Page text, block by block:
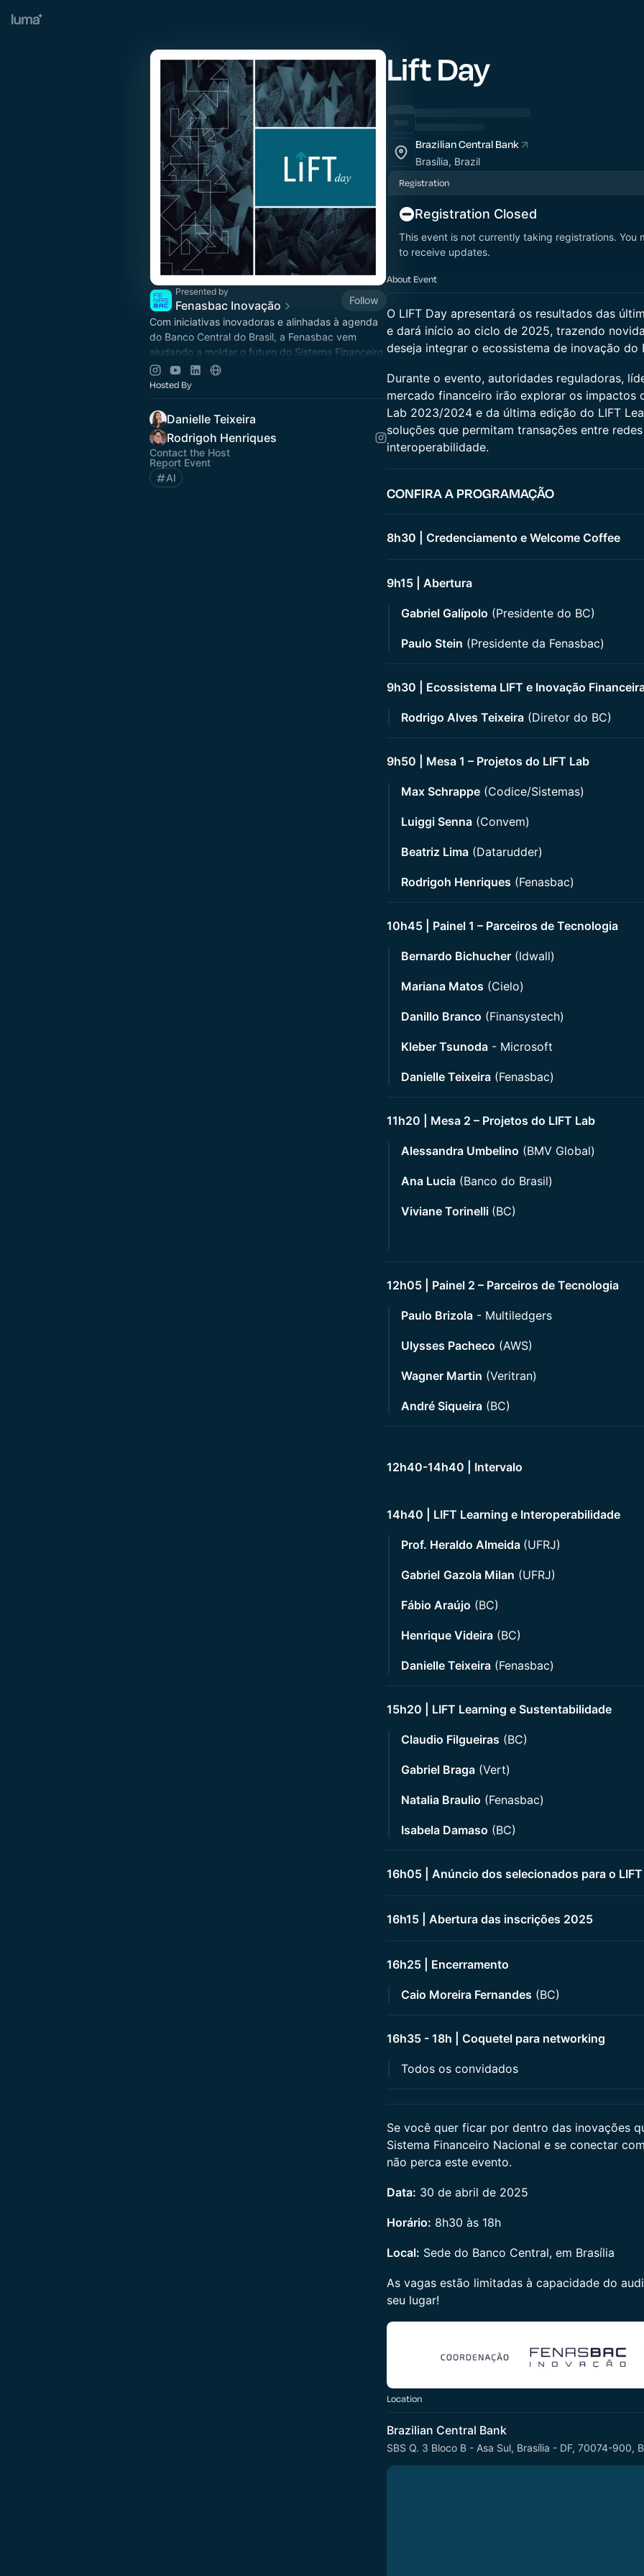
Presented by
Fenasbac Inovação
Follow
Com iniciativas inovadoras e alinhadas à agenda
do Banco Central do Brasil, a Fenasbac vem
ajudando a moldar o futuro do Sistema Financeiro
Nacional.
Confira o calendário de eventos!
Hosted By
Danielle Teixeira
Rodrigoh Henriques
Contact the Host
Report Event
AI
Lift Day
Brazilian Central Bank
Brasília, Brazil
Registration
Registration Closed
This event is not currently taking registrations. You
to receive updates.
About Event
O LIFT Day apresentará os resultados das
e dará início ao ciclo de 2025, trazendo
deseja integrar o ecossistema de inovação do
Durante o evento, autoridades reguladoras,
mercado financeiro irão explorar os impactos
Lab 2023/2024 e da última edição do LIFT
soluções que permitam transações entre
interoperabilidade.
​CONFIRA A PROGRAMAÇÃO
8h30 | Credenciamento e Welcome Coffee
9h15 | Abertura
Gabriel Galípolo (Presidente do BC)
Paulo Stein (Presidente da Fenasbac)
9h30 | Ecossistema LIFT e Inovação
Rodrigo Alves Teixeira (Diretor do BC)
9h50 | Mesa 1 – Projetos do LIFT Lab
Max Schrappe (Codice/Sistemas)
Luiggi Senna (Convem)
Beatriz Lima (Datarudder)
Rodrigoh Henriques (Fenasbac)
10h45 | Painel 1 – Parceiros de Tecnologia
Bernardo Bichucher (Idwall)
Mariana Matos (Cielo)
Danillo Branco (Finansystech)
Kleber Tsunoda - Microsoft
Danielle Teixeira (Fenasbac)
11h20 | Mesa 2 – Projetos do LIFT Lab
Alessandra Umbelino (BMV Global)
Ana Lucia (Banco do Brasil)
Viviane Torinelli (BC)
12h05 | Painel 2 – Parceiros de Tecnologia
Paulo Brizola - Multiledgers
Ulysses Pacheco (AWS)
Wagner Martin (Veritran)
André Siqueira (BC)
12h40-14h40 | Intervalo
14h40 | LIFT Learning e Interoperabilidade
Prof. Heraldo Almeida (UFRJ)
Gabriel Gazola Milan (UFRJ)
Fábio Araújo (BC)
Henrique Videira (BC)
Danielle Teixeira (Fenasbac)
15h20 | LIFT Learning e Sustentabilidade
Claudio Filgueiras (BC)
Gabriel Braga (Vert)
Natalia Braulio (Fenasbac)
Isabela Damaso (BC)
16h05 | Anúncio dos selecionados para o
16h15 | Abertura das inscrições 2025
16h25 | Encerramento
Caio Moreira Fernandes (BC)
16h35 - 18h | Coquetel para networking
Todos os convidados
Se você quer ficar por dentro das inovações
Sistema Financeiro Nacional e se conectar
não perca este evento.
Data: 30 de abril de 2025
Horário: 8h30 às 18h
Local: Sede do Banco Central, em Brasília
As vagas estão limitadas à capacidade do
seu lugar!
Location
Brazilian Central Bank
SBS Q. 3 Bloco B - Asa Sul, Brasília - DF, 70074-900,